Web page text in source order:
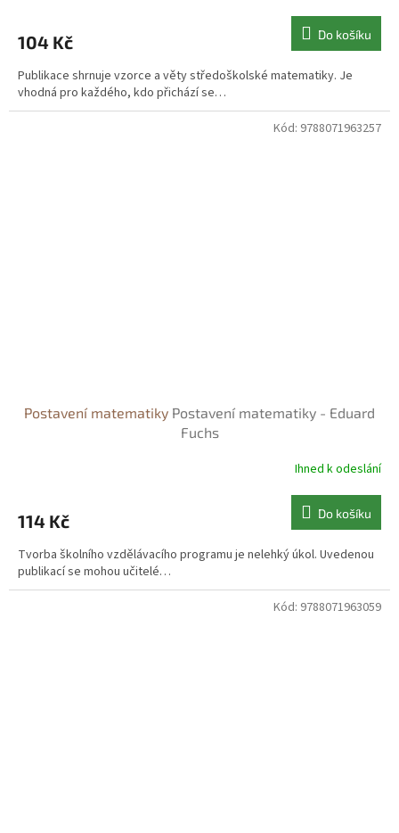
104 Kč Do košíku
Publikace shrnuje vzorce a věty středoškolské matematiky. Je
vhodná pro každého, kdo přichází se…
Postavení matematiky Postavení matematiky - Eduard
Fuchs
Ihned k odeslání
114 Kč Do košíku
Tvorba školního vzdělávacího programu je nelehký úkol. Uvedenou
publikací se mohou učitelé…
Kód: 9788071963257
Kód: 9788071963059